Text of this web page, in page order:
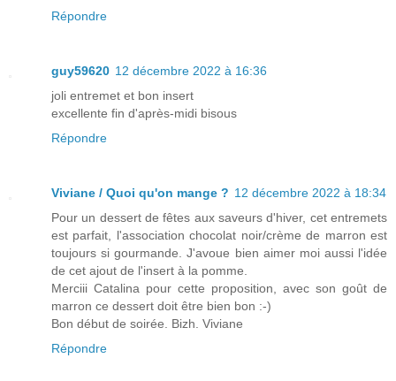
Répondre
guy59620 12 décembre 2022 à 16:36
joli entremet et bon insert
excellente fin d'après-midi bisous
Répondre
Viviane / Quoi qu'on mange ? 12 décembre 2022 à 18:34
Pour un dessert de fêtes aux saveurs d'hiver, cet entremets
est parfait, l'association chocolat noir/crème de marron est
toujours si gourmande. J'avoue bien aimer moi aussi l'idée
de cet ajout de l'insert à la pomme.
Merciii Catalina pour cette proposition, avec son goût de
marron ce dessert doit être bien bon :-)
Bon début de soirée. Bizh. Viviane
Répondre